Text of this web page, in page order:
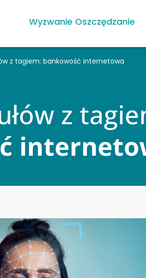
Wyzwanie Oszczędzanie
z tagiem: bankowość internetowa
z